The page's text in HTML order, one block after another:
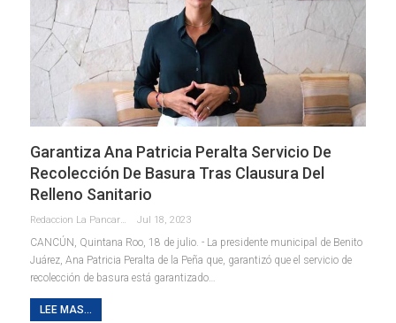
Garantiza Ana Patricia Peralta Servicio De
Recolección De Basura Tras Clausura Del
Relleno Sanitario
Redaccion La Pancarta De Quintana Roo Jul 18, 2023
CANCÚN, Quintana Roo, 18 de julio. - La presidente municipal de Benito
Juárez, Ana Patricia Peralta de la Peña que, garantizó que el servicio de
recolección de basura está garantizado…
LEE MAS...